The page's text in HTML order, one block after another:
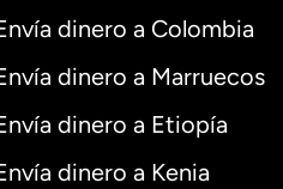
dinero a Colombia
dinero a Marruecos
dinero a Etiopía
dinero a Kenia